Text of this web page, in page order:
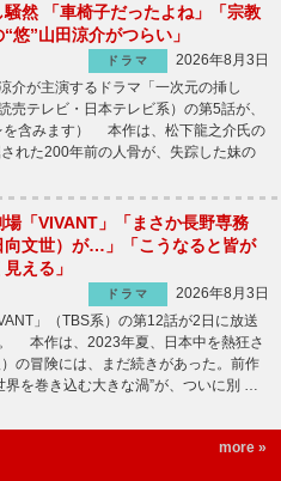
騒然 「車椅子だったよね」「宗教
悠”山田涼介がつらい」
ドラマ
2026年8月3日
介が主演するドラマ「一次元の挿し
売テレビ・日本テレビ系）の第5話が、
を含みます） 本作は、松下龍之介氏の
れた200年前の人骨が、失踪した妹の
場「VIVANT」「まさか長野専務
向文世）が…」「こうなると皆が
える」
ドラマ
2026年8月3日
」（TBS系）の第12話が2日に放送
本作は、2023年夏、日本中を熱狂さ
の冒険には、まだ続きがあった。前作
を巻き込む大きな渦”が、ついに別 …
more »